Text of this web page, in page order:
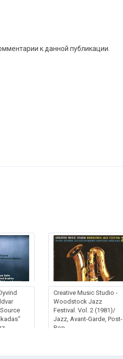
к данной публикации.
Creative Music Studio -
Woodstock Jazz
Festival. Vol. 2 (1981)/
Jazz, Avant-Garde, Post-
Bop